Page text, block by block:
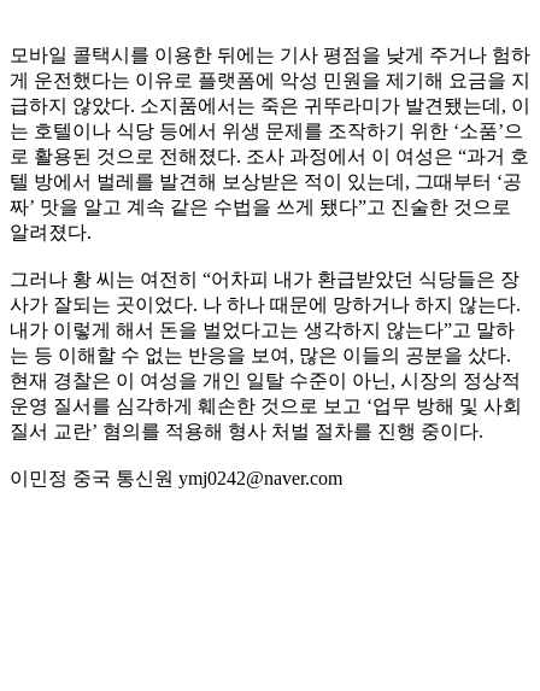
모바일 콜택시를 이용한 뒤에는 기사 평점을 낮게 주거나 험하
게 운전했다는 이유로 플랫폼에 악성 민원을 제기해 요금을 지
급하지 않았다. 소지품에서는 죽은 귀뚜라미가 발견됐는데, 이
는 호텔이나 식당 등에서 위생 문제를 조작하기 위한 ‘소품’으
로 활용된 것으로 전해졌다. 조사 과정에서 이 여성은 “과거 호
텔 방에서 벌레를 발견해 보상받은 적이 있는데, 그때부터 ‘공
짜’ 맛을 알고 계속 같은 수법을 쓰게 됐다”고 진술한 것으로
알려졌다.
그러나 황 씨는 여전히 “어차피 내가 환급받았던 식당들은 장
사가 잘되는 곳이었다. 나 하나 때문에 망하거나 하지 않는다.
내가 이렇게 해서 돈을 벌었다고는 생각하지 않는다”고 말하
는 등 이해할 수 없는 반응을 보여, 많은 이들의 공분을 샀다.
현재 경찰은 이 여성을 개인 일탈 수준이 아닌, 시장의 정상적
운영 질서를 심각하게 훼손한 것으로 보고 ‘업무 방해 및 사회
질서 교란’ 혐의를 적용해 형사 처벌 절차를 진행 중이다.
이민정 중국 통신원 ymj0242@naver.com